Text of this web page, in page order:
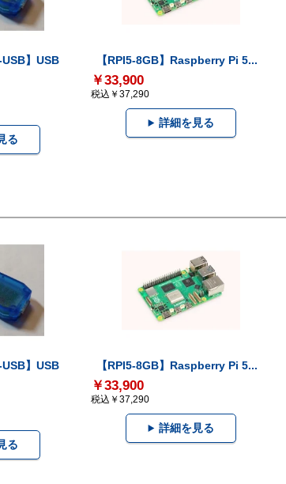
USB】USB
る
【RPI5-8GB】Raspberry Pi 5...
￥33,900
税込￥37,290
詳細を見る
USB】USB
る
【RPI5-8GB】Raspberry Pi 5...
￥33,900
税込￥37,290
詳細を見る